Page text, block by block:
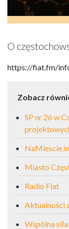
O
https://fiat.fm/
Zobacz
SP nr 26 w
Miasto
Radio Fiat
Aktualności
Wspólna